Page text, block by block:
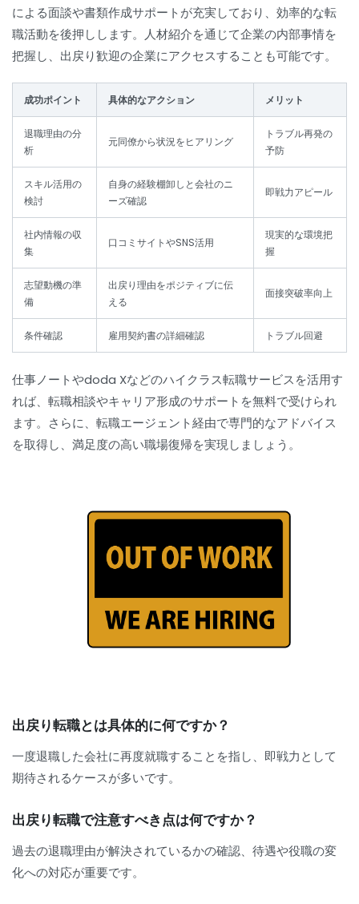
による面談や書類作成サポートが充実しており、効率的な転
職活動を後押しします。人材紹介を通じて企業の内部事情を
把握し、出戻り歓迎の企業にアクセスすることも可能です。
成功ポイント 具体的なアクション メリット
退職理由の分
析
元同僚から状況をヒアリング
トラブル再発の
予防
スキル活用の
検討
自身の経験棚卸しと会社のニ
ーズ確認
即戦力アピール
社内情報の収
集
口コミサイトやSNS活用
現実的な環境把
握
志望動機の準
備
出戻り理由をポジティブに伝
える
面接突破率向上
条件確認 雇用契約書の詳細確認 トラブル回避
仕事ノートやdoda Xなどのハイクラス転職サービスを活用す
れば、転職相談やキャリア形成のサポートを無料で受けられ
ます。さらに、転職エージェント経由で専門的なアドバイス
を取得し、満足度の高い職場復帰を実現しましょう。
出戻り転職とは具体的に何ですか？
一度退職した会社に再度就職することを指し、即戦力として
期待されるケースが多いです。
出戻り転職で注意すべき点は何ですか？
過去の退職理由が解決されているかの確認、待遇や役職の変
化への対応が重要です。